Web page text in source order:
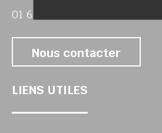
01 64 75 10 14
Nous contacter
LIENS UTILES